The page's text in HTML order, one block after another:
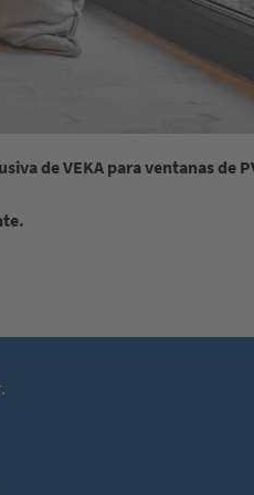
de VEKA para ventanas de